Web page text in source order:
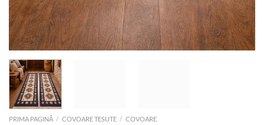
PRIMA PAGINĂ / COVOARE TESUTE / COVOARE